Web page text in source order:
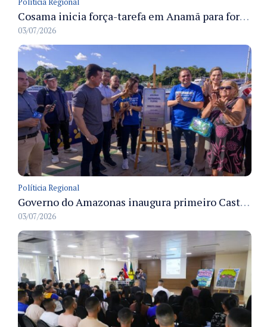
Cosama inicia força-tarefa em Anamã para fortalecer abastecimento de água e segurança hídrica da população
03/07/2026
Políticia Regional
Governo do Amazonas inaugura primeiro Castramóvel Fluvial para atendimento veterinário às comunidades ribeirinhas e castração gratuita
03/07/2026